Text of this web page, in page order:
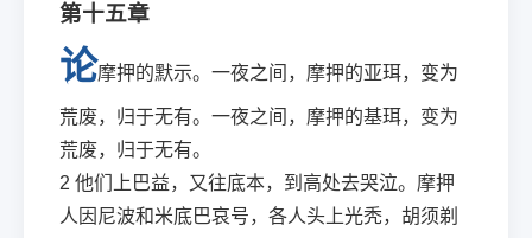
第十五章
论摩押的默示。一夜之间，摩押的亚珥，变为
荒废，归于无有。一夜之间，摩押的基珥，变为
荒废，归于无有。
2 他们上巴益，又往底本，到高处去哭泣。摩押
人因尼波和米底巴哀号，各人头上光秃，胡须剃